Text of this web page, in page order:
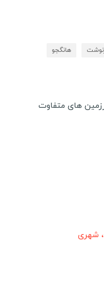
هانگجو
های متفاوت
شهری